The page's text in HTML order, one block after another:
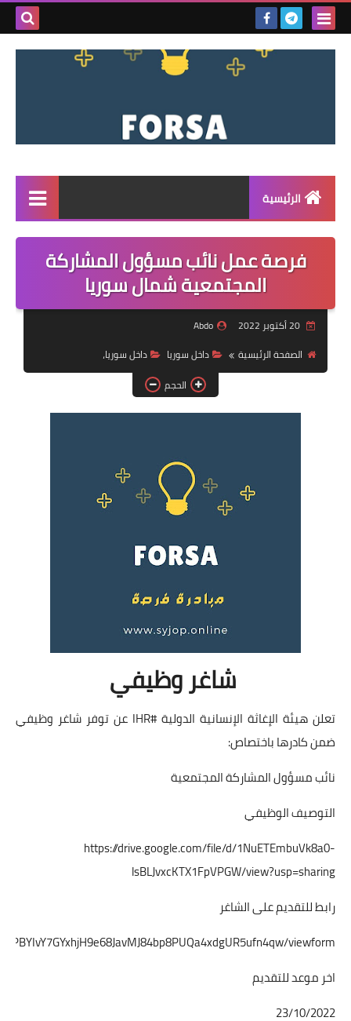
بحث
الرئيسية
القائمة
مناقصات
فرص عمل داخل سوريا
فرص عمل في العراق
فرص عمل في اليمن
دورات تدريبية
فرصة عمل نائب مسؤول المشاركة
المجتمعية شمال سوريا
20 أكتوبر 2022
Abdo
الصفحة الرئيسية
داخل سوريا
داخل سوريا،
الحجم
شاغر وظيفي
تعلن هيئة الإغاثة الإنسانية الدولية #IHR عن توفر شاغر وظيفي
ضمن كادرها باختصاص:
نائب مسؤول المشاركة المجتمعية
التوصيف الوظيفي
https://drive.google.com/file/d/1NuETEmbuVk8a0-
lsBLJvxcKTX1FpVPGW/view?usp=sharing
رابط للتقديم على الشاغر
viewform
اخر موعد للتقديم
23/10/2022